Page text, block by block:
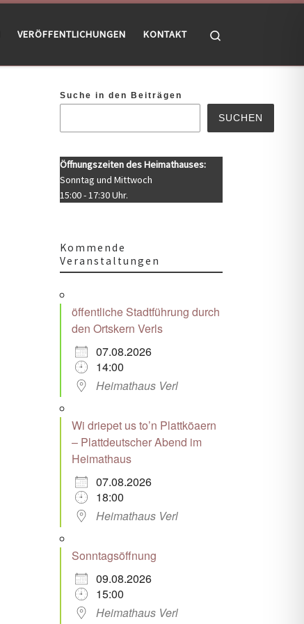
VERÖFFENTLICHUNGEN KONTAKT
Office 365 Outlook Live
Suche in den Beiträgen
SUCHEN
Öffnungszeiten des Heimathauses:
Sonntag und Mittwoch
15:00 - 17:30 Uhr.
Kommende
Veranstaltungen
öffentliche Stadtführung durch
den Ortskern Verls
07.08.2026
14:00
Heimathaus Verl
Wi driepet us to’n Plattköaern
– Plattdeutscher Abend im
Heimathaus
07.08.2026
18:00
Heimathaus Verl
Sonntagsöffnung
09.08.2026
15:00
Heimathaus Verl